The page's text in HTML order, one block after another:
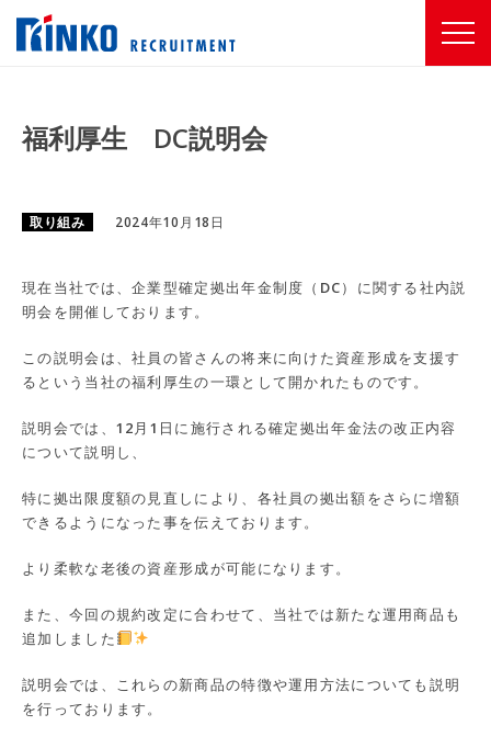
福利厚生 DC説明会
取り組み 2024年10月18日
現在当社では、企業型確定拠出年金制度（DC）に関する社内説
明会を開催しております。
この説明会は、社員の皆さんの将来に向けた資産形成を支援す
るという当社の福利厚生の一環として開かれたものです。
説明会では、12月1日に施行される確定拠出年金法の改正内容
について説明し、
特に拠出限度額の見直しにより、各社員の拠出額をさらに増額
できるようになった事を伝えております。
より柔軟な老後の資産形成が可能になります。
また、今回の規約改定に合わせて、当社では新たな運用商品も
追加しました
説明会では、これらの新商品の特徴や運用方法についても説明
を行っております。